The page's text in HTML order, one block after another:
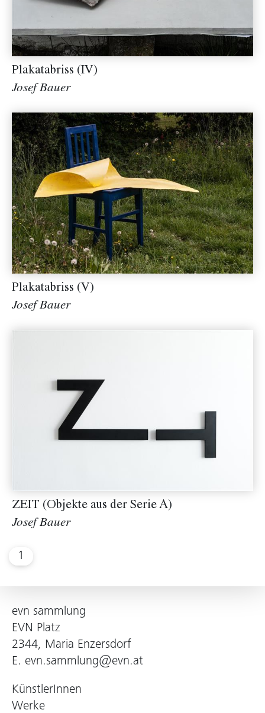
Plakatabriss (IV)
Josef Bauer
Plakatabriss (V)
Josef Bauer
ZEIT (Objekte aus der Serie A)
Josef Bauer
1
evn sammlung
EVN Platz
2344, Maria Enzersdorf
E. evn.sammlung@evn.at
KünstlerInnen
Werke